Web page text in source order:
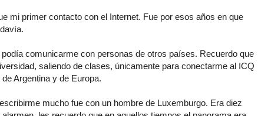
mi primer contacto con el Internet. Fue por esos años en que
comunicarme con personas de otros países. Recuerdo que
saliendo de clases, únicamente para conectarme al ICQ
Argentina y de Europa.
mucho fue con un hombre de Luxemburgo. Era diez